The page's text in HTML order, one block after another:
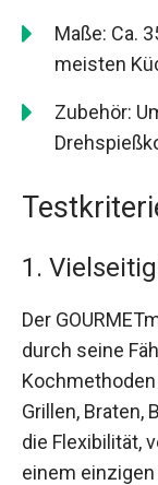
Maße: Ca.
meisten
Zubehör:
1.
Der
durch seine
Grillen, Braten,
die Flexibilität,
einem